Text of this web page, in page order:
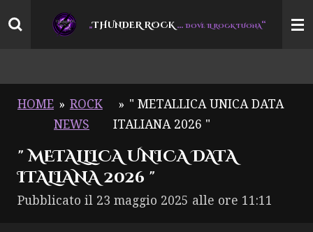
Vai
„THUNDER ROCK… DOVE IL ROCK TUONA“
HOME » ROCK
NEWS
» " METALLICA UNICA DATA
ITALIANA 2026 "
" METALLICA UNICA DATA
ITALIANA 2026 "
Pubblicato il 23 maggio 2025 alle ore 11:11